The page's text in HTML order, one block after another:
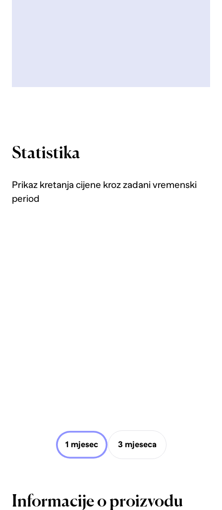
Statistika
Prikaz kretanja cijene kroz zadani vremenski
period
1 mjesec 3 mjeseca
Informacije o proizvodu